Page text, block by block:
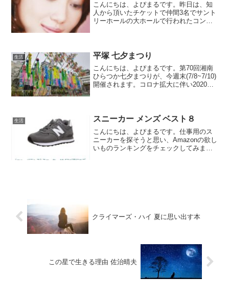
こんにちは、よぴまるです。昨日は、知
人から頂いたチケットで仲間3名でサント
リーホールの大ホールで行われたコンサ
室の発表会をサントリー...
生活 平塚 七夕まつり
こんにちは、よぴまるです。第70回湘南
ひらつか七夕まつりが、今週末(7/8~7/10)
開催されます。コロナ拡大に伴い2020
練...
生活 スニーカー メンズ ベスト８
こんにちは、よぴまるです。仕事用のス
ニーカーを探そうと思い、Amazonの欲し
いものランキングをチェックしてみまし
クライマーズ・ハイ 夏に思い出す本
この星で生きる理由 佐治晴夫